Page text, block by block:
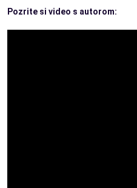
Pozrite si video s autorom: